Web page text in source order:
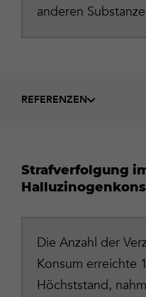
anderen
REFERENZEN
Strafverfolgung
Die Anzahl der
Konsum erreichte
Höchststand,